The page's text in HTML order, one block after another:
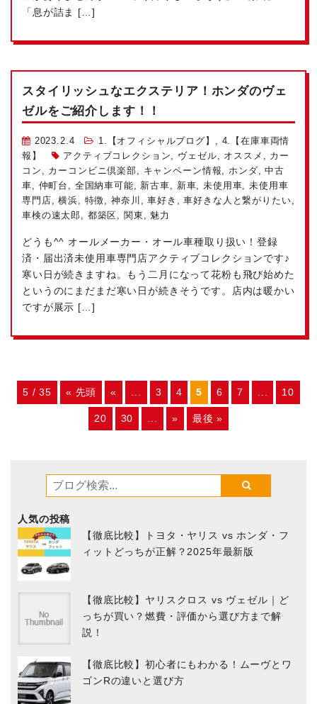
「息が詰ま […]
スタイリッシュなエクステリア！ホンダのヴェ
ゼルをご紹介します！！
2023.2.4 1.【オフィシャルブログ】
4.【在庫車両情
報】
アクティブコレクション ヴェゼル オススメ
カー
コン
カーコンビニ倶楽部 キャンペーン情報 ホンダ ,中古
車
仲町台 全国納車可能 新古車 新車 ,未使用車 ,未使用車
専門店 ,横浜 特徴 神奈川 ,車好き ,車好きな人と繋がりたい
車検の速太郎
都築区 関東 魅力
どうも^^ オールメーカー・オール車種取り扱い！登録
済・届出済未使用車専門店アクティブコレクションです♪
寒い日が続きますね。もう二月になって花粉も飛び始めた
というのにまだまだ寒い日が続きそうです。店内は暖かい
ですが展示 […]
5 / 35 « 先頭 « 3 4 5 6 7 10
20 30 » 最後 »
人気の投稿
【徹底比較】トヨタ・ヤリス vs ホンダ・フ
ィットどっちが正解？2025年最新版
【徹底比較】ヤリスクロス vs ヴェゼル｜ど
っちが買い？燃費・評価から選び方まで解
説！
【徹底比較】初心者にもわかる！ムーヴとワ
ゴンRの違いと選び方